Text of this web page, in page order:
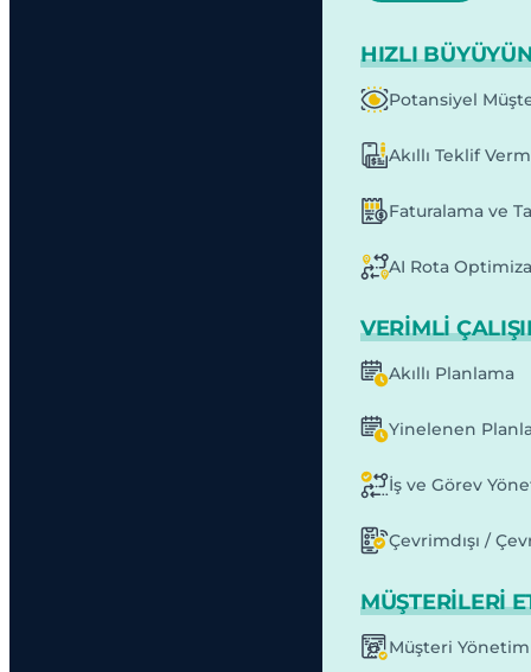
HIZLI
Potansiyel
Akıllı Teklif
Faturalama ve
AI Rota
VERIMLI
Akıllı Planlama
Yinelenen
İş ve Görev
Çevrimdışı /
MÜŞTERILERI
Müşteri